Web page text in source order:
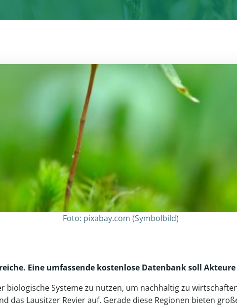
Foto: pixabay.com (Symbolbild)
Eine umfassende kostenlose Datenbank soll
biologische Systeme zu nutzen, um nachhaltig zu
Lausitzer Revier auf. Gerade diese Regionen bieten